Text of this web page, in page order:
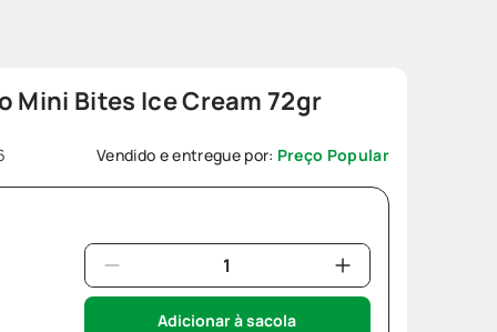
Mini Bites Ice Cream 72gr
Vendido e entregue por: Preço Popular
Adicionar à sacola